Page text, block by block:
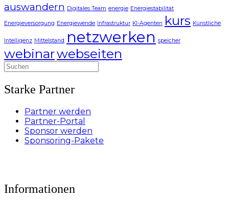
auswandern Digitales Team energie Energiestabilität
Energieversorgung Energiewende Infrastruktur KI-Agenten kurs Künstliche
Intelligenz Mittelstand netzwerken speicher
webinarwebseiten
Suchen
nach:
Starke Partner
Partner werden
Partner-Portal
Sponsor werden
Sponsoring-Pakete
Informationen